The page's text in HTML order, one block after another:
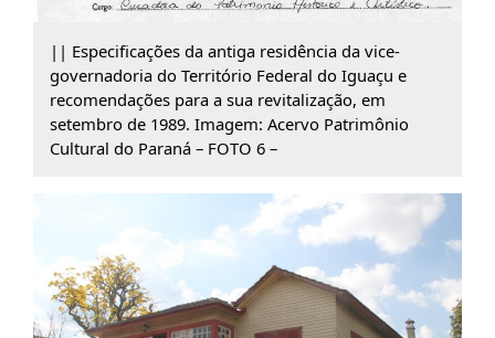
|| Especificações da antiga residência da vice-
governadoria do Território Federal do Iguaçu e
recomendações para a sua revitalização, em
setembro de 1989. Imagem: Acervo Patrimônio
Cultural do Paraná – FOTO 6 –